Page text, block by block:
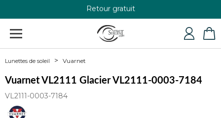
+33 4 79 24 76 84
Lunettes de soleil Vuarnet
Vuarnet VL2111 Glacier VL2111-0003-7184
VL2111-0003-7184